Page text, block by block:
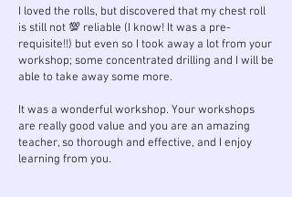
I loved the rolls, but discovered that my chest roll
is still not 💯 reliable (I know! It was a pre-
requisite!!) but even so I took away a lot from your
workshop; some concentrated drilling and I will be
able to take away some more.
It was a wonderful workshop. Your workshops
are really good value and you are an amazing
teacher, so thorough and effective, and I enjoy
learning from you.